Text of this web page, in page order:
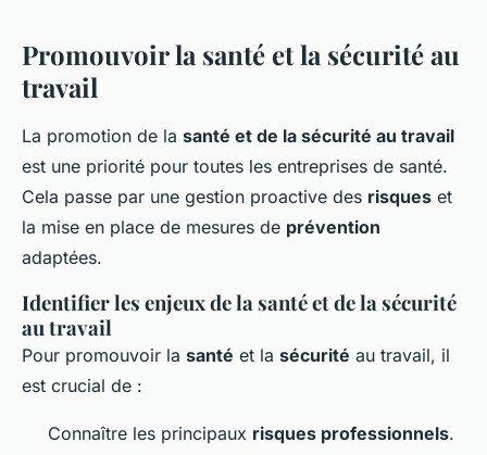
Promouvoir la santé et la sécurité au
travail
La promotion de la santé et de la sécurité au travail
est une priorité pour toutes les entreprises de santé.
Cela passe par une gestion proactive des risques et
la mise en place de mesures de prévention
adaptées.
Identifier les enjeux de la santé et de la sécurité
au travail
Pour promouvoir la santé et la sécurité au travail, il
est crucial de :
Connaître les principaux risques professionnels.